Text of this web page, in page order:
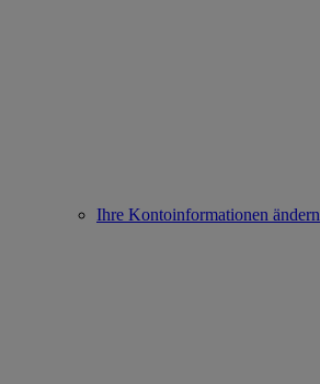
Ihre Kontoinformationen ändern